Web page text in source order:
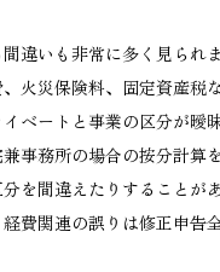
違いも非常に多く見られ
火災保険料、固定資産税
ベートと事業の区分が曖
事務所の場合の按分計算
を間違えたりすることが
費関連の誤りは修正申告